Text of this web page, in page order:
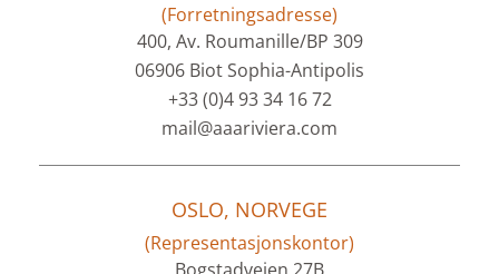
(Forretningsadresse)
400, Av. Roumanille/BP 309
06906 Biot Sophia-Antipolis
+33 (0)4 93 34 16 72
mail@aaariviera.com
OSLO, NORVEGE
(Representasjonskontor)